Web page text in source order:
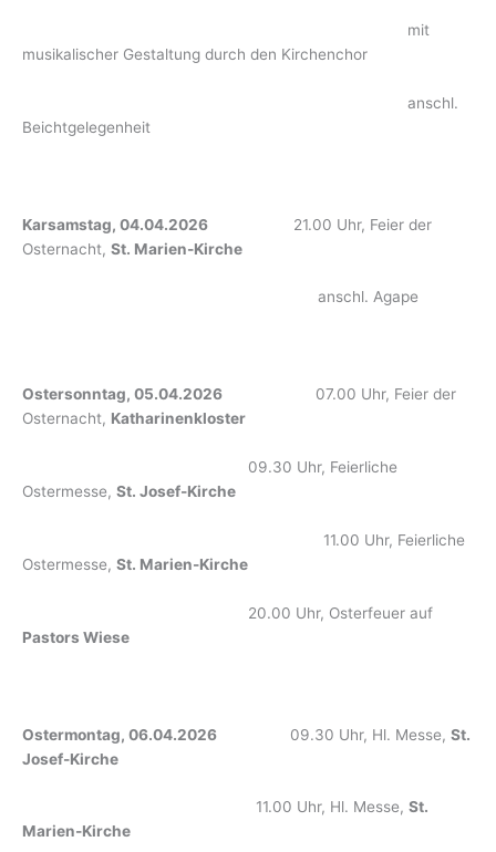
mit
musikalischer Gestaltung durch den Kirchenchor
anschl.
Beichtgelegenheit
Karsamstag, 04.04.2026
21.00 Uhr, Feier der
Osternacht, St. Marien-Kirche
anschl. Agape
Ostersonntag, 05.04.2026 07.00 Uhr, Feier der
Osternacht, Katharinenkloster
09.30 Uhr, Feierliche
Ostermesse, St. Josef-Kirche
11.00 Uhr, Feierliche
Ostermesse, St. Marien-Kirche
20.00 Uhr, Osterfeuer auf
Pastors Wiese
Ostermontag, 06.04.2026 09.30 Uhr, Hl. Messe, St.
Josef-Kirche
11.00 Uhr, Hl. Messe, St.
Marien-Kirche